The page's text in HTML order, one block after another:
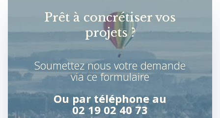
Prêt à concrétiser vos
projets ?
Soumettez nous votre demande
via ce formulaire
Ou par téléphone au
02 19 02 40 73